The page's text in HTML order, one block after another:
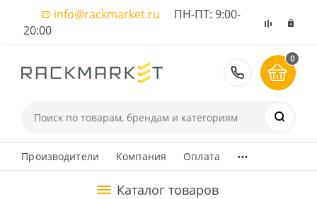
info@rackmarket.ru ПН-ПТ: 9:00-
20:00
8 (495)
0
Производители Компания Оплата ...
Каталог товаров